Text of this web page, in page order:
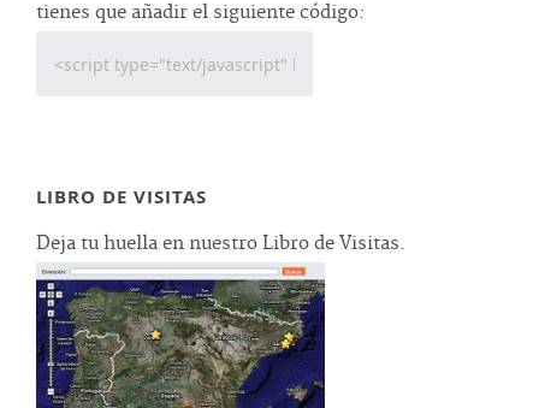
tienes que añadir el siguiente código:
LIBRO DE VISITAS
Deja tu huella en nuestro Libro de Visitas.